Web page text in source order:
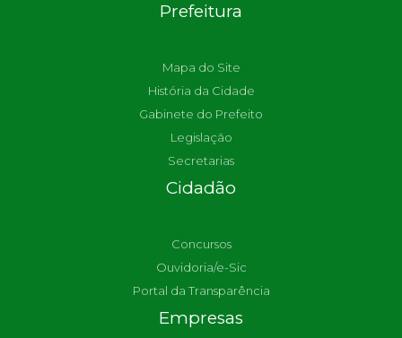
Prefeitura
Mapa do Site
História da Cidade
Gabinete do Prefeito
Legislação
Secretarias
Cidadão
Concursos
Ouvidoria/e-Sic
Portal da Transparência
Empresas